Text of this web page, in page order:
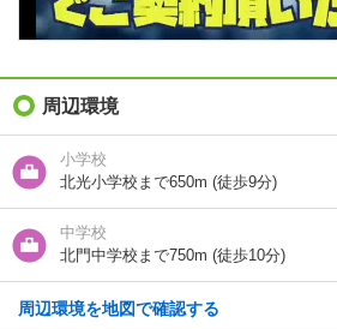
総戸数 8戸
住所 北海道旭川市北門町１９
地図を見る
交通
ＪＲ函館本線/旭川駅 歩62分
周辺環境
小学校
北光小学校まで650m (徒歩9分)
中学校
北門中学校まで750m (徒歩10分)
周辺環境を地図で確認する